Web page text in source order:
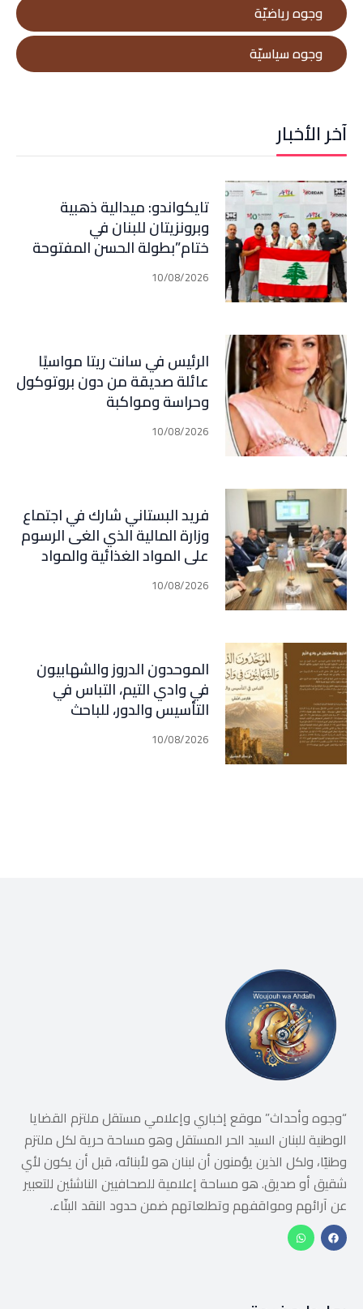
وجوه رياضيّة
وجوه سياسيّة
آخر الأخبار
تايكواندو: ميدالية ذهبية
وبرونزيتان للبنان في
ختام”بطولة الحسن المفتوحة
“الأردنية
10/08/2026
الرئيس في سانت ريتا مواسيًا
عائلة صديقة من دون بروتوكول
وحراسة ومواكبة
10/08/2026
فريد البستاني شارك في اجتماع
وزارة المالية الذي الغى الرسوم
على المواد الغذائية والمواد
الأولية التي تدخل في الإنتاج
المحلي والمحروقات
10/08/2026
الموحدون الدروز والشهابيون
في وادي التيم، التباس في
التأسيس والدور، للباحث
الاكاديمي فارس اشتي
،ويتضمن
10/08/2026
“وجوه وأحداث” موقع إخباري وإعلامي مستقل ملتزم القضايا
الوطنية للبنان السيد الحر المستقل وهو مساحة حرية لكل ملتزم
وطنيًا، ولكل الذين يؤمنون أن لبنان هو لأبنائه، قبل أن يكون لأي
شقيق أو صديق. هو مساحة إعلامية للصحافيين الناشئين للتعبير
عن آرائهم ومواقفهم وتطلعاتهم ضمن حدود النقد البنّاء.